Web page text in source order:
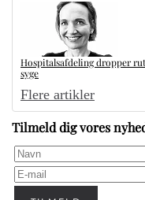
Hospitalsafdeling dropper
syge
Flere artikler
Tilmeld dig vores